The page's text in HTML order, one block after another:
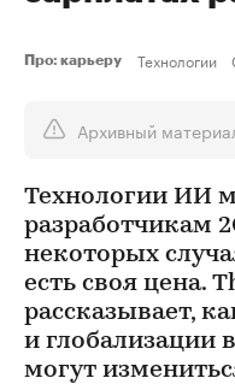
Про: карьеру Технологии
Архивный
Технологии ИИ
разработчикам
некоторых
есть своя цена.
рассказывает,
и
могут